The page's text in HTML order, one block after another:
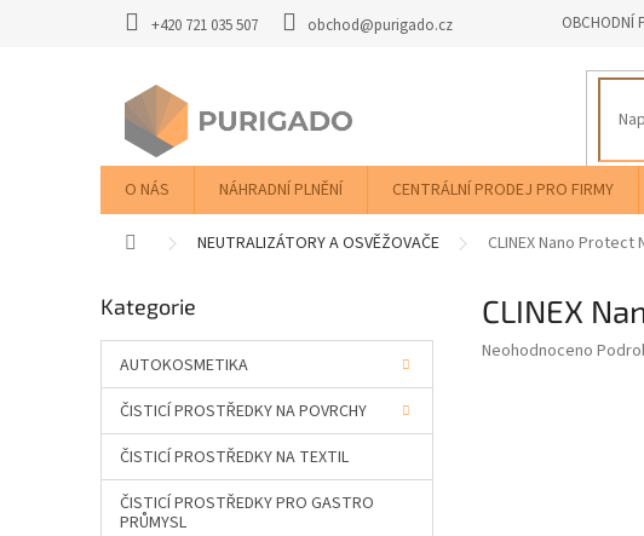
+420 721 035 507 obchod@purigado.cz OBCHODNÍ
O NÁS NÁHRADNÍ PLNĚNÍ CENTRÁLNÍ PRODEJ PRO FIRMY
Domů NEUTRALIZÁTORY A OSVĚŽOVAČE CLINEX Nano Protect
o
s
r
n
Přeskočit
Kategorie
AUTOKOSMETIKA
ČISTICÍ PROSTŘEDKY NA POVRCHY
ČISTICÍ PROSTŘEDKY NA TEXTIL
ČISTICÍ PROSTŘEDKY PRO GASTRO
PRŮMYSL
CLINEX
Průměrné
Neohodnoceno